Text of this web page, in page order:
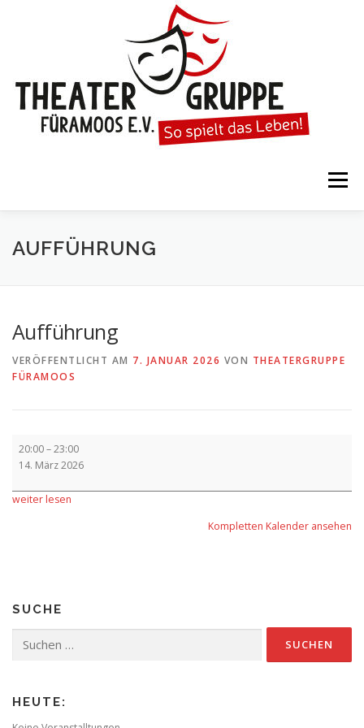
Menü
STARTSEITE DIE THEATERGRUPPE
KALENDER GESPIELTE STÜCKE
AUFFÜHRUNG
Aufführung
VERÖFFENTLICHT AM 7. JANUAR 2026 VON THEATERGRUPPE
FÜRAMOOS
20:00–23:00
14. März 2026
weiter lesen
Kompletten Kalender ansehen
SUCHE
nach:
HEUTE: